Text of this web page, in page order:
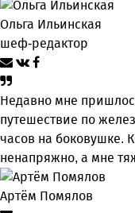
Ольга Ильинская
шеф-редактор
Недавно мне
путешествие по
часов на боковушке.
ненапряжно, а мне
Артём Помялов